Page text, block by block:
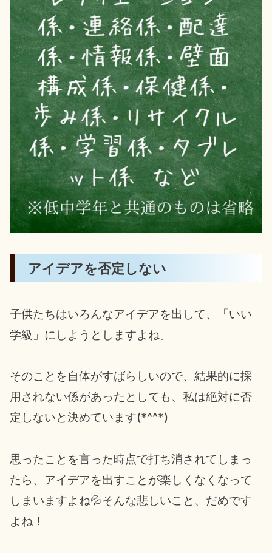
アイデアを否定しない
子供たちはいろんなアイデアを出して、「いい
学級」にしようとしますよね。
そのことを自体がすばらしいので、結果的に採
用されない係があったとしても、私は絶対に否
定しないと決めています(*^^*)
思ったことを言った時点で打ち消されてしまっ
たら、アイデアを出すことが楽しくなくなって
しまいますよね💦そんな悲しいこと、だめです
よね！